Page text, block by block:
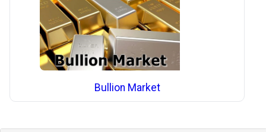
Bullion Market